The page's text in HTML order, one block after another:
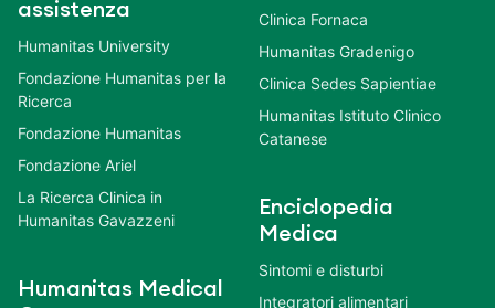
assistenza
Humanitas University
Fondazione Humanitas per la
Ricerca
Fondazione Humanitas
Fondazione Ariel
La Ricerca Clinica in
Humanitas Gavazzeni
Humanitas Medical
Clinica Fornaca
Humanitas Gradenigo
Clinica Sedes Sapientiae
Humanitas Istituto Clinico
Catanese
Enciclopedia
Medica
Sintomi e disturbi
Integratori alimentari